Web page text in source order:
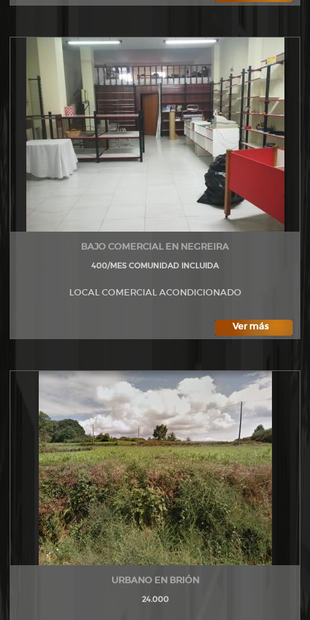
BAJO COMERCIAL EN NEGREIRA
400/MES COMUNIDAD INCLUIDA
LOCAL COMERCIAL ACONDICIONADO
Ver más
URBANO EN BRIÓN
24.000